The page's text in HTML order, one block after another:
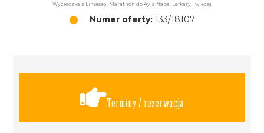
Wycieczka z Limassol Marathon do Ayia Napa, Lefkary i więcej
Numer oferty:133/18107
Terminy / rezerwacja